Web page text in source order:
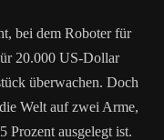
bei dem Roboter für
20.000 US-Dollar
überwachen. Doch
Welt auf zwei Arme,
Prozent ausgelegt ist.